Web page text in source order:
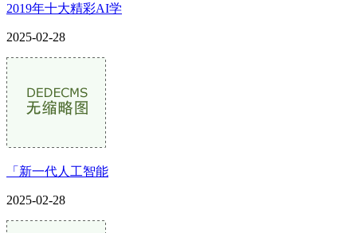
2019年十大精彩AI学
2025-02-28
「新一代人工智能
2025-02-28